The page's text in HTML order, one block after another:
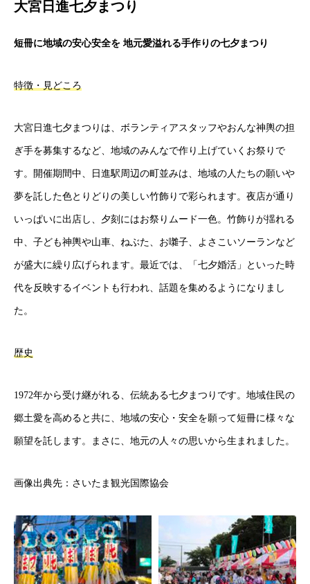
大宮日進七夕まつり
短冊に地域の安心安全を 地元愛溢れる手作りの七夕まつり
特徴・見どころ
大宮日進七夕まつりは、ボランティアスタッフやおんな神輿の担
ぎ手を募集するなど、地域のみんなで作り上げていくお祭りで
す。開催期間中、日進駅周辺の町並みは、地域の人たちの願いや
夢を託した色とりどりの美しい竹飾りで彩られます。夜店が通り
いっぱいに出店し、夕刻にはお祭りムード一色。竹飾りが揺れる
中、子ども神輿や山車、ねぶた、お囃子、よさこいソーランなど
が盛大に繰り広げられます。最近では、「七夕婚活」といった時
代を反映するイベントも行われ、話題を集めるようになりまし
た。
歴史
1972年から受け継がれる、伝統ある七夕まつりです。地域住民の
郷土愛を高めると共に、地域の安心・安全を願って短冊に様々な
願望を託します。まさに、地元の人々の思いから生まれました。
画像出典先：さいたま観光国際協会